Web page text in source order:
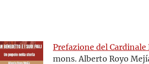
Prefazione del
mons. Alberto Royo